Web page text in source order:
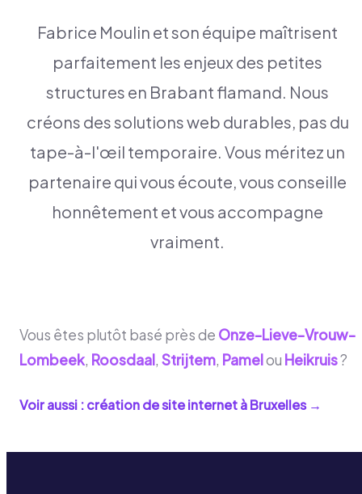
Fabrice Moulin et son équipe maîtrisent
parfaitement les enjeux des petites
structures en Brabant flamand. Nous
créons des solutions web durables, pas du
tape-à-l'œil temporaire. Vous méritez un
partenaire qui vous écoute, vous conseille
honnêtement et vous accompagne
vraiment.
Vous êtes plutôt basé près de Onze-Lieve-Vrouw-
Lombeek, Roosdaal, Strijtem, Pamelou Heikruis?
Voir aussi : création de site internet àBruxelles→